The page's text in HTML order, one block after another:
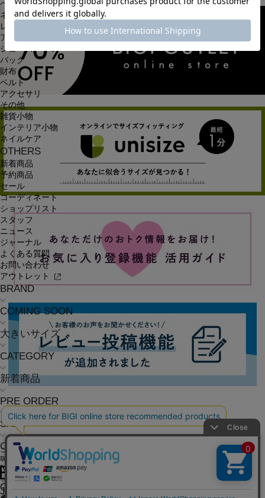
ヘッドウェア
ネックウェア
レッグウェア
アンダーウェア
シューズ
バッグ
財布
ベルト
アクセサリ
その他
雑貨小物
インテリア小物
ネイルケア
OTHERS
新着商品
予約商品
セール
コーディネート
ショップリスト
スタッフ
ニュース
ジャーナル
よくある質問
お問い合わせ
アウトレット
BRAND
COMING SOON
大きいサイズ
CATEGORY
新着商品
PRE ORDER
SALE
COORDINATE
NEWS
JOURNAL
ご利用ガイド よくある質問 お問い合わせ 会社概要 個人情報保護方針
特定商
取引法に基づく表記
OFFICIAL SNS